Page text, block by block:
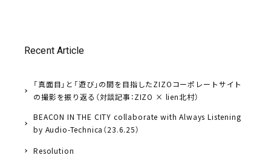
Recent Article
「真面目」と「遊び」の間を目指したZIZOコーポレートサイト
の撮影を振り返る（対談記事：ZIZO × lien北村）
BEACON IN THE CITY collaborate with Always Listening
by Audio-Technica（23.6.25）
Resolution